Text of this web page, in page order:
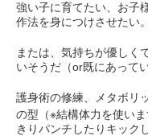
強い子に育てたい、お子
作法を身につけさせたい。
または、気持ちが優しく
いそうだ（or既にあって
護身術の修練、メタボリ
の型（※結構体力を使い
きりパンチしたりキック